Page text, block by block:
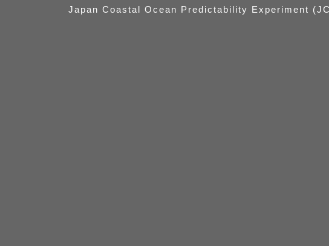
Japan Coastal Ocean Predictability Experiment